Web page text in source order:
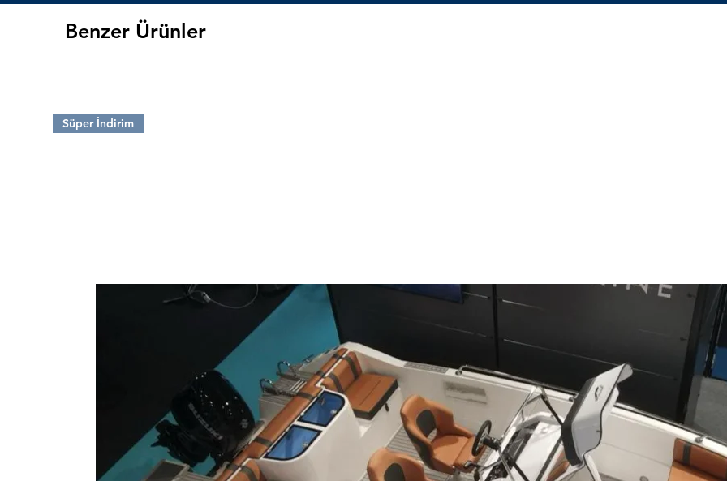
Bir turda 100cm sarım yapmaktadır.
0.23/470 0.27/345 0.30/280 misina sarım kapasitesi.
Benzer Ürünler
Süper İndirim